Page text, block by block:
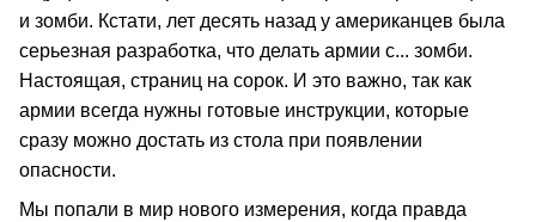
и зомби. Кстати, лет десять назад у американцев была
серьезная разработка, что делать армии с... зомби.
Настоящая, страниц на сорок. И это важно, так как
армии всегда нужны готовые инструкции, которые
сразу можно достать из стола при появлении
опасности.
Мы попали в мир нового измерения, когда правда